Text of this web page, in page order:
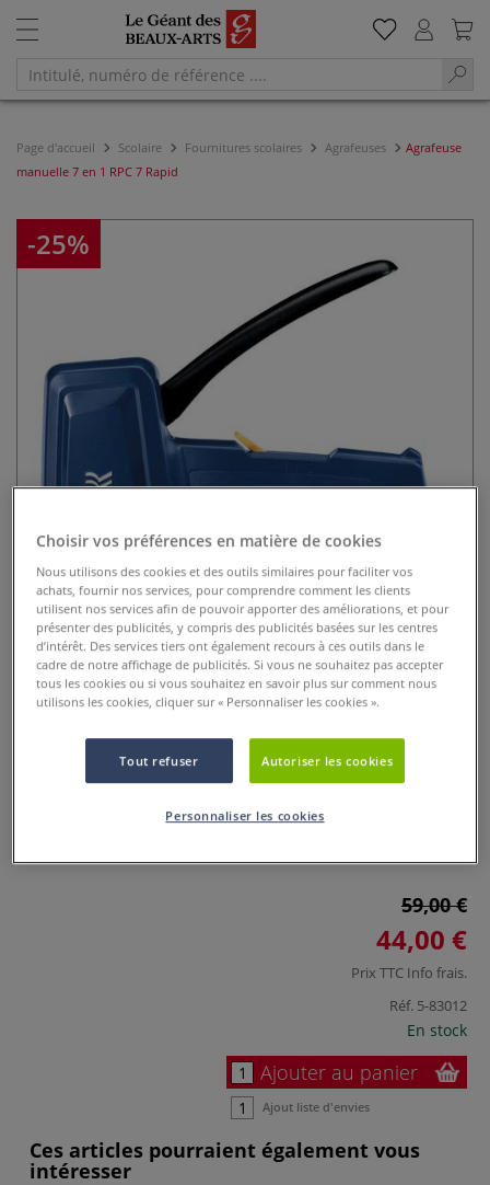
Page d'accueil Scolaire Fournitures scolaires Agrafeuses
Agrafeuse
manuelle 7 en 1 RPC 7 Rapid
-25%
Agrafeuse manuelle 7 en 1 RPC 7
Rapid
0 Commentaires
L'agrafeuse manuelle RPC7 est parfaite pour toutes vos
59,00 €
44,00 €
Prix TTC Info frais.
Réf. 5-83012
En stock
Ajouter au panier
Ajout liste d'envies
Ces articles pourraient également vous
intéresser
Choisir vos préférences en matière de cookies
Nous utilisons des cookies et des outils similaires pour faciliter vos
achats, fournir nos services, pour comprendre comment les clients
utilisent nos services afin de pouvoir apporter des améliorations, et pour
présenter des publicités, y compris des publicités basées sur les centres
d’intérêt. Des services tiers ont également recours à ces outils dans le
cadre de notre affichage de publicités. Si vous ne souhaitez pas accepter
tous les cookies ou si vous souhaitez en savoir plus sur comment nous
utilisons les cookies, cliquer sur « Personnaliser les cookies ».
Tout refuser Autoriser les cookies
Personnaliser les cookies